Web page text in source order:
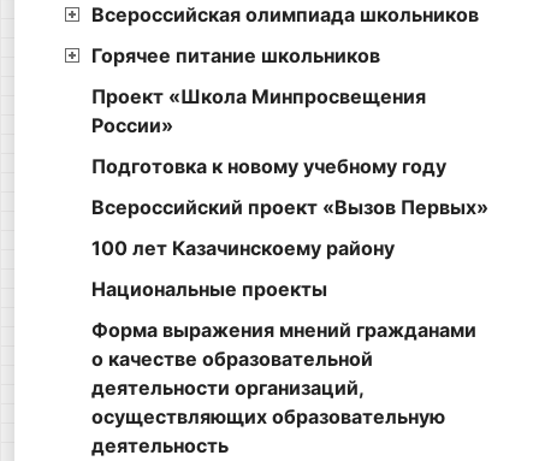
Всероссийская олимпиада школьников
Горячее питание школьников
Проект «Школа Минпросвещения
России»
Подготовка к новому учебному году
Всероссийский проект «Вызов Первых»
100 лет Казачинскоему району
Национальные проекты
Форма выражения мнений гражданами
о качестве образовательной
деятельности организаций,
осуществляющих образовательную
деятельность